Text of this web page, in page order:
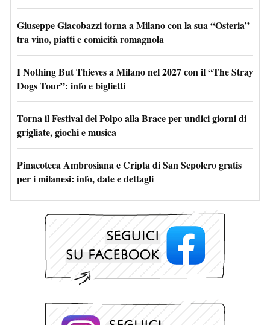
Giuseppe Giacobazzi torna a Milano con la sua “Osteria”
tra vino, piatti e comicità romagnola
I Nothing But Thieves a Milano nel 2027 con il “The Stray
Dogs Tour”: info e biglietti
Torna il Festival del Polpo alla Brace per undici giorni di
grigliate, giochi e musica
Pinacoteca Ambrosiana e Cripta di San Sepolcro gratis
per i milanesi: info, date e dettagli